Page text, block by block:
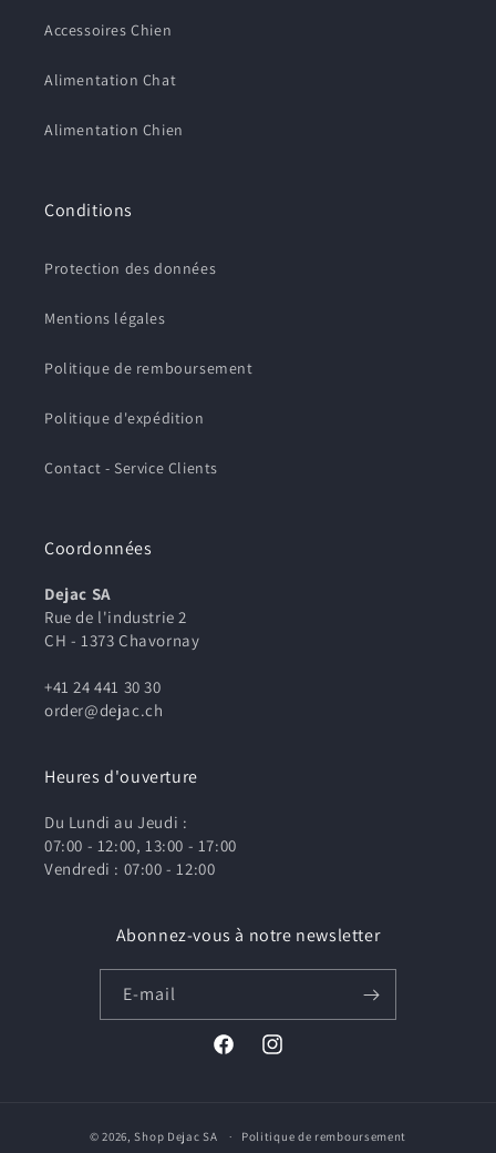
Accessoires Chien
Alimentation Chat
Alimentation Chien
Conditions
Protection des données
Mentions légales
Politique de remboursement
Politique d'expédition
Contact - Service Clients
Coordonnées
Dejac SA
Rue de l'industrie 2
CH - 1373 Chavornay
+41 24 441 30 30
order@dejac.ch
Heures d'ouverture
Du Lundi au Jeudi :
07:00 - 12:00, 13:00 - 17:00
Vendredi : 07:00 - 12:00
Abonnez-vous à notre newsletter
E-mail
FacebookInstagram
© 2026, Shop Dejac SA Politique de remboursement